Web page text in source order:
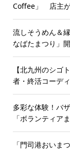
Coffee」 店主
流しそうめん＆
なばたまつり」
【北九州のシゴ
者・終活コーデ
多彩な体験！バ
「ボランティア
「門司港おい